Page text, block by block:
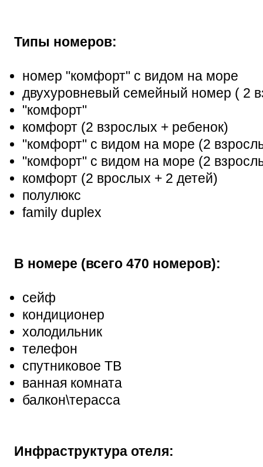
Типы номеров:
номер "комфорт" с видом на море
двухуровневый семейный номер ( 2
"комфорт"
комфорт (2 взрослых + ребенок)
"комфорт" с видом на море (2
"комфорт" с видом на море (2
комфорт (2 врослых + 2 детей)
полулюкс
family duplex
В номере (всего 470 номеров):
сейф
кондиционер
холодильник
телефон
спутниковое ТВ
ванная комната
балкон\терасса
Инфраструктура отеля: